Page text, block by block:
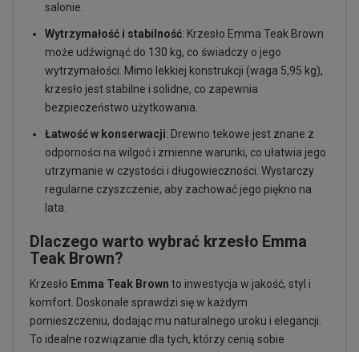
salonie.
Wytrzymałość i stabilność: Krzesło Emma Teak Brown
może udźwignąć do 130 kg, co świadczy o jego
wytrzymałości. Mimo lekkiej konstrukcji (waga 5,95 kg),
krzesło jest stabilne i solidne, co zapewnia
bezpieczeństwo użytkowania.
Łatwość w konserwacji: Drewno tekowe jest znane z
odporności na wilgoć i zmienne warunki, co ułatwia jego
utrzymanie w czystości i długowieczności. Wystarczy
regularne czyszczenie, aby zachować jego piękno na
lata.
Dlaczego warto wybrać krzesło Emma
Teak Brown?
Krzesło Emma Teak Brown to inwestycja w jakość, styl i
komfort. Doskonale sprawdzi się w każdym
pomieszczeniu, dodając mu naturalnego uroku i elegancji.
To idealne rozwiązanie dla tych, którzy cenią sobie